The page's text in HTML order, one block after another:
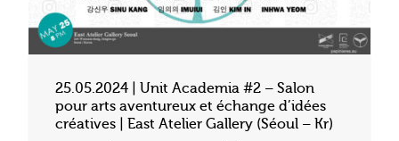
25.05.2024 | Unit Academia #2 – Salon
pour arts aventureux et échange d’idées
créatives | East Atelier Gallery (Séoul – Kr)